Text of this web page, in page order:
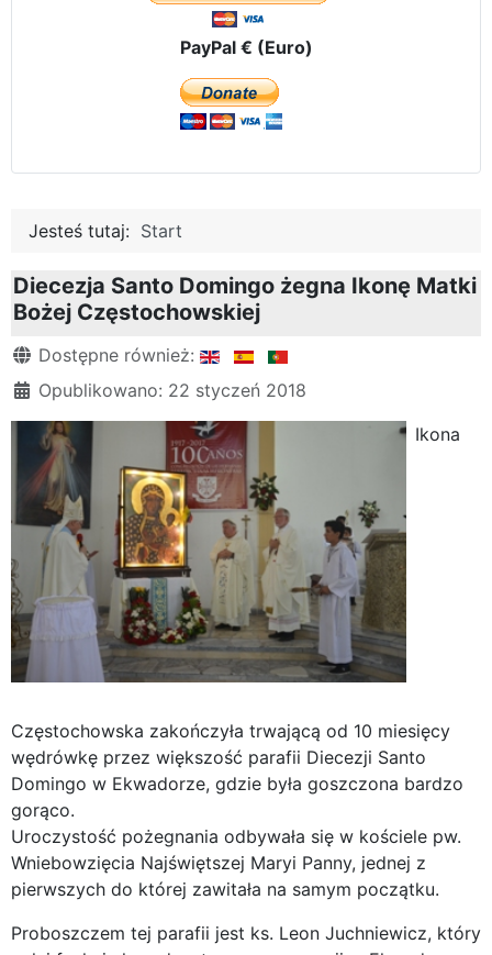
PayPal € (Euro)
Jesteś tutaj: Start
Diecezja Santo Domingo żegna Ikonę Matki
Bożej Częstochowskiej
Szczegóły
Dostępne również:
Opublikowano: 22 styczeń 2018
Ikona
Częstochowska zakończyła trwającą od 10 miesięcy
wędrówkę przez większość parafii Diecezji Santo
Domingo w Ekwadorze, gdzie była goszczona bardzo
gorąco.
Uroczystość pożegnania odbywała się w kościele pw.
Wniebowzięcia Najświętszej Maryi Panny, jednej z
pierwszych do której zawitała na samym początku.
Proboszczem tej parafii jest ks. Leon Juchniewicz, który